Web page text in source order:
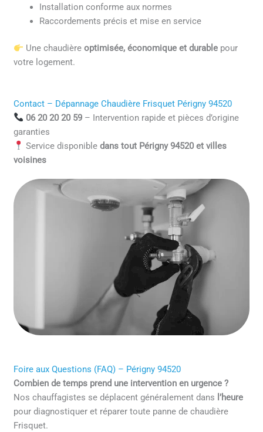
Installation conforme aux normes
Raccordements précis et mise en service
Une chaudière optimisée, économique et durablepour
votre logement.
Contact – Dépannage Chaudière Frisquet Périgny 94520
06 20 20 20 59– Intervention rapide et pièces d’origine
garanties
Service disponible dans tout Périgny 94520 et villes
voisines
Foire aux Questions (FAQ) – Périgny 94520
Combien de temps prend une intervention en urgence ?
Nos chauffagistes se déplacent généralement dans l’heure
pour diagnostiquer et réparer toute panne de chaudière
Frisquet.